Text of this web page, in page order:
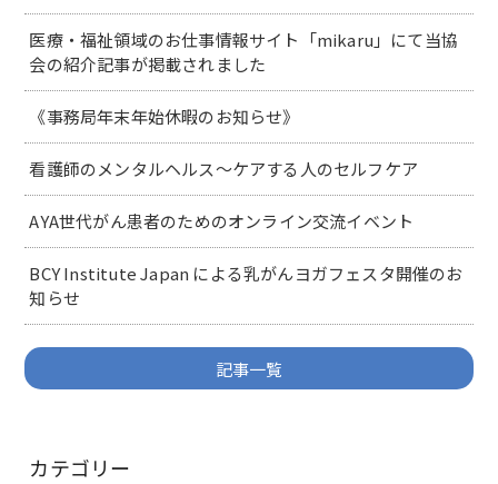
医療・福祉領域のお仕事情報サイト「mikaru」にて当協
会の紹介記事が掲載されました
《事務局年末年始休暇のお知らせ》
看護師のメンタルヘルス～ケアする人のセルフケア
AYA世代がん患者のためのオンライン交流イベント
BCY Institute Japan による乳がんヨガフェスタ開催のお
知らせ
記事一覧
カテゴリー